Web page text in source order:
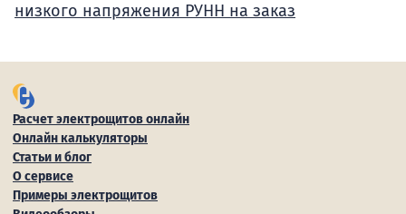
низкого напряжения РУНН на заказ
Расчет электрощитов онлайн
Онлайн калькуляторы
Статьи и блог
О сервисе
Примеры электрощитов